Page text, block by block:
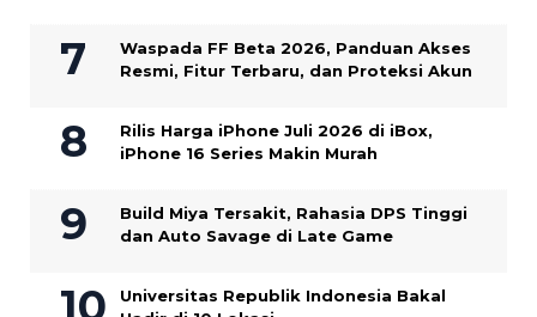
Waspada FF Beta 2026, Panduan Akses
Resmi, Fitur Terbaru, dan Proteksi Akun
Rilis Harga iPhone Juli 2026 di iBox,
iPhone 16 Series Makin Murah
Build Miya Tersakit, Rahasia DPS Tinggi
dan Auto Savage di Late Game
Universitas Republik Indonesia Bakal